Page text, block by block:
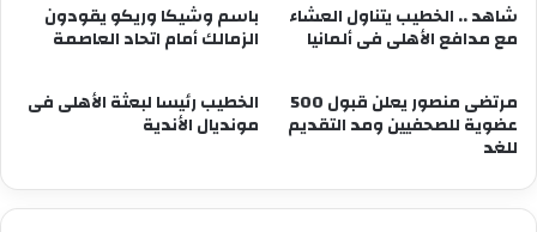
شاهد .. الخطيب يتناول العشاء
مع مدافع الأهلى فى ألمانيا
باسم وشيكا وريكو يقودون
الزمالك أمام اتحاد العاصمة
مرتضى منصور يعلن قبول 500
عضوية للصحفيين ومد التقديم
للغد
الخطيب رئيسا لبعثة الأهلى فى
مونديال الأندية